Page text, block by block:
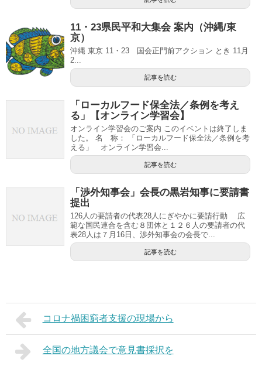
11・23県民平和大集会 案内（沖縄/東
京）
沖縄 東京 11・23 国会正門前アクション とき 11月
2...
記事を読む
「ローカルフード保全法／条例を考え
る」【オンライン学習会】
オンライン学習会のご案内 このイベントは終了しま
した。 名 称： 「ローカルフード保全法／条例を考
える」 オンライン学習会...
記事を読む
「渉外知事会」会長の黒岩知事に要請書
提出
126人の要請者の代表28人にぎやかに要請行動 広
範な国民連合を含む８団体と１２６人の要請者の代
表28人は７月16日、渉外知事会の会長で...
記事を読む
コロナ禍困窮者支援の現場から
全国の地方議会で意見書採択を